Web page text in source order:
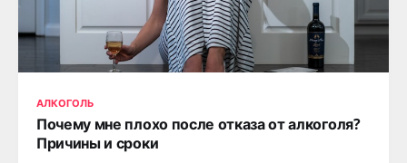
АЛКОГОЛЬ
Почему мне плохо после отказа от алкоголя?
Причины и сроки